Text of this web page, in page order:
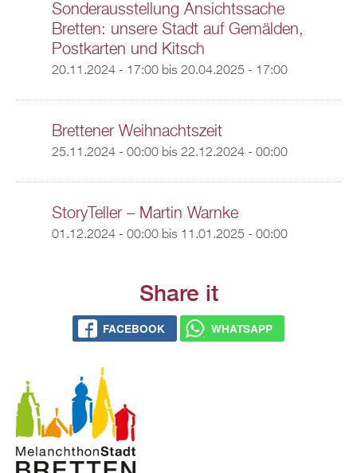
Sonderausstellung Ansichtssache
Bretten: unsere Stadt auf Gemälden,
Postkarten und Kitsch
20.11.2024 - 17:00bis 20.04.2025 - 17:00
Brettener Weihnachtszeit
25.11.2024 - 00:00bis 22.12.2024 - 00:00
StoryTeller – Martin Warnke
01.12.2024 - 00:00bis 11.01.2025 - 00:00
Share it
FACEBOOK WHATSAPP